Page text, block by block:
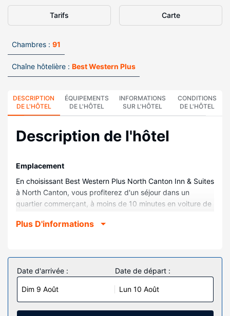
Tarifs Carte
Chambres : 91
Chaîne hôtelière : Best Western Plus
DESCRIPTION
DE L'HÔTEL
ÉQUIPEMENTS
DE L'HÔTEL
INFORMATIONS
SUR L'HÔTEL
CONDITIONS
DE L'HÔTEL
Description de l'hôtel
Emplacement
En choisissant Best Western Plus North Canton Inn & Suites
à North Canton, vous profiterez d'un séjour dans un
quartier commerçant, à moins de 10 minutes en voiture de
University at Stark. Cet hôtel se trouve à 1,7 km de
Les 91 chambres climatisées de l'hébergement vous
invitent à la détente et comprennent un réfrigérateur et un
micro-ondes. Un accès au réseau Internet Wi-Fi et câblé
est offert gratuitement. De plus, une télévision connectée
Plus D'informations
Date d'arrivée :
Dim 9 Août
Date de départ :
Lun 10 Août